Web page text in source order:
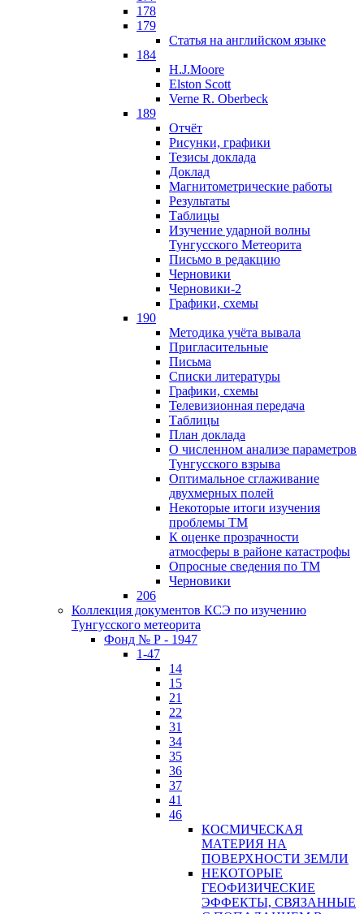
178
179
Статья на английском языке
184
H.J.Moore
Elston Scott
Verne R. Oberbeck
189
Отчёт
Рисунки, графики
Тезисы доклада
Доклад
Магнитометрические работы
Результаты
Таблицы
Изучение ударной волны
Тунгусского Метеорита
Письмо в редакцию
Черновики
Черновики-2
Графики, схемы
190
Методика учёта вывала
Пригласительные
Письма
Списки литературы
Графики, схемы
Телевизионная передача
Таблицы
План доклада
О численном анализе параметров
Тунгусского взрыва
Оптимальное сглаживание
двухмерных полей
Некоторые итоги изучения
проблемы ТМ
К оценке прозрачности
атмосферы в районе катастрофы
Опросные сведения по ТМ
Черновики
206
Коллекция документов КСЭ по изучению
Тунгусского метеорита
Фонд № Р - 1947
1-47
14
15
21
22
31
34
35
36
37
41
46
КОСМИЧЕСКАЯ
МАТЕРИЯ НА
ПОВЕРХНОСТИ ЗЕМЛИ
НЕКОТОРЫЕ
ГЕОФИЗИЧЕСКИЕ
ЭФФЕКТЫ, СВЯЗАННЫЕ